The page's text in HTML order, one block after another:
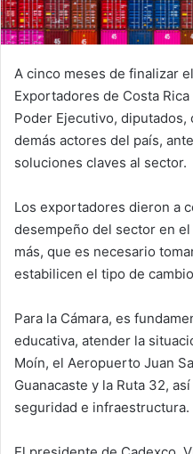
A cinco meses de finalizar
Exportadores de Costa
Poder Ejecutivo,
demás actores del país,
soluciones claves al sector.
Los exportadores dieron a
desempeño del sector en
más, que es necesario
estabilicen el tipo de
Para la Cámara, es
educativa, atender la
Moín, el Aeropuerto Juan
Guanacaste y la Ruta 32,
seguridad e infraestructura.